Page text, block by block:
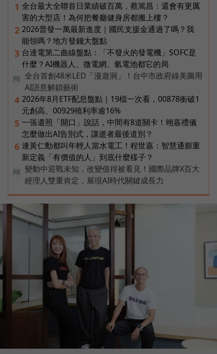
1 全台最大全聯首日業績破百萬，蔡篤昌：還會有更厲
害的大型店！為何把餐廳健身房都搬上樓？
2 2026普發一萬最新進度｜國民支援金通過了嗎？我
能領嗎？地方發錢大盤點
3 台達電第二曲線盤點：「不發火的發電機」SOFC是
什麼？AI機器人、微電網、氫電池都它的局
PR
全台首創48米LED「漫遊洞」！台中市政府綠美圖用
AI語意解鎖藝術
4 2026年8月ETF配息盤點｜19檔一次看，00878衝破1
元創高、00929殖利率逾16%
5 一張遺照「開口」說話，中間有8道關卡！翊嘉禮儀
怎麼做出AI告別式，讓逝者最後道別？
6 連黃仁勳都叫年輕人當水電工！程世嘉：智慧通膨重
新定義「有價值的人」到底什麼樣子？
PR
變動中迎戰未知，改變值得被看見！國際品牌X百大
經理人雙重肯定，展現AI時代關鍵成長力